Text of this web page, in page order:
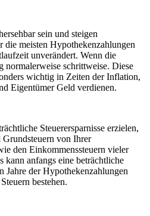
sein und steigen
die meisten Hypothekenzahlungen
unverändert. Wenn die
normalerweise schrittweise. Diese
wichtig in Zeiten der Inflation,
Eigentümer Geld verdienen.
Steuerersparnisse erzielen,
von Ihrer
den Einkommenssteuern vieler
kann anfangs eine beträchtliche
Jahre der Hypothekenzahlungen
bestehen.